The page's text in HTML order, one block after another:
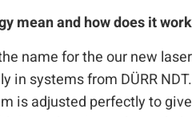
mean and how does it work?
name for the our new laser
in systems from DÜRR NDT.
is adjusted perfectly to give